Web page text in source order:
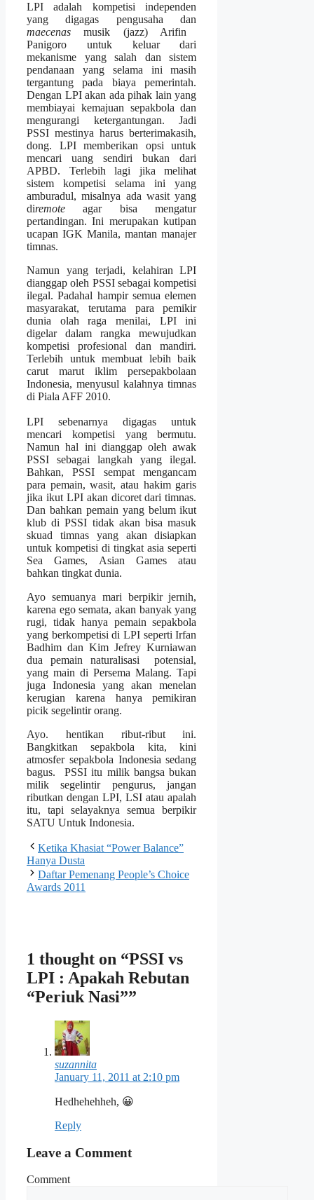
LPI adalah kompetisi independen
yang digagas pengusaha dan
maecenasmusik (jazz) Arifin
Panigoro untuk keluar dari
mekanisme yang salah dan sistem
pendanaan yang selama ini masih
tergantung pada biaya pemerintah.
Dengan LPI akan ada pihak lain yang
membiayai kemajuan sepakbola dan
mengurangi ketergantungan. Jadi
PSSI mestinya harus berterimakasih,
dong. LPI memberikan opsi untuk
mencari uang sendiri bukan dari
APBD. Terlebih lagi jika melihat
sistem kompetisi selama ini yang
amburadul, misalnya ada wasit yang
diremote agar bisa mengatur
pertandingan. Ini merupakan kutipan
ucapan IGK Manila, mantan manajer
timnas.
Namun yang terjadi, kelahiran LPI
dianggap oleh PSSI sebagai kompetisi
ilegal. Padahal hampir semua elemen
masyarakat, terutama para pemikir
dunia olah raga menilai, LPI ini
digelar dalam rangka mewujudkan
kompetisi profesional dan mandiri.
Terlebih untuk membuat lebih baik
carut marut iklim persepakbolaan
Indonesia, menyusul kalahnya timnas
di Piala AFF 2010.
LPI sebenarnya digagas untuk
mencari kompetisi yang bermutu.
Namun hal ini dianggap oleh awak
PSSI sebagai langkah yang ilegal.
Bahkan, PSSI sempat mengancam
para pemain, wasit, atau hakim garis
jika ikut LPI akan dicoret dari timnas.
Dan bahkan pemain yang belum ikut
klub di PSSI tidak akan bisa masuk
skuad timnas yang akan disiapkan
untuk kompetisi di tingkat asia seperti
Sea Games, Asian Games atau
bahkan tingkat dunia.
Ayo semuanya mari berpikir jernih,
karena ego semata, akan banyak yang
rugi, tidak hanya pemain sepakbola
yang berkompetisi di LPI seperti Irfan
Badhim dan Kim Jefrey Kurniawan
dua pemain naturalisasi potensial,
yang main di Persema Malang. Tapi
juga Indonesia yang akan menelan
kerugian karena hanya pemikiran
picik segelintir orang.
Ayo. hentikan ribut-ribut ini.
Bangkitkan sepakbola kita, kini
atmosfer sepakbola Indonesia sedang
bagus. PSSI itu milik bangsa bukan
milik segelintir pengurus, jangan
ributkan dengan LPI, LSI atau apalah
itu, tapi selayaknya semua berpikir
SATU Untuk Indonesia.
Ketika Khasiat “Power Balance”
Hanya Dusta
Daftar Pemenang People’s Choice
Awards 2011
1 thought on “PSSI vs
LPI : Apakah Rebutan
“Periuk Nasi””
suzannita
January 11, 2011 at 2:10 pm
Hedhehehheh, 😀
Reply
Leave a Comment
Comment